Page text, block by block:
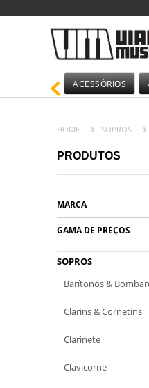
ACESSÓRIOS
HOME SOPROS
PRODUTOS
MARCA
GAMA DE PREÇOS
SOPROS
Barítonos &
Clarins & Cornetins
Clarinete
Clavicorne